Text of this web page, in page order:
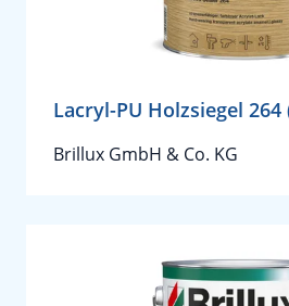
Lacryl-PU Holzsiegel 264
Brillux GmbH & Co. KG